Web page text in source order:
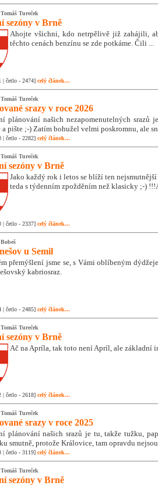
Tomáš Tureček
sezóny v Brně
Ahojte všichni, kdo netrpělivě již zahájili,
těchto cenách benzínu se zde potkáme. Čili ...
| četlo - 2474] celý článek...
Tomáš Tureček
srazy v roce 2026
plánování našich nezapomenutelných
a pište ;-) Zatím bohužel velmi poskromnu, ale
| četlo - 2282] celý článek...
Tomáš Tureček
sezóny v Brně
Jako každý rok i letos se blíží ten
teda s týdenním zpožděním než klasicky ;-)
| četlo - 2337] celý článek...
Bobeš
u Semil
přemýšlení jsme se, s Vámi oblíbeným
kabriosraz.
| četlo - 2485] celý článek...
Tomáš Tureček
sezóny v Brně
Ač na Apríla, tak toto není Apríl, ale základní
| četlo - 2618] celý článek...
Tomáš Tureček
srazy v roce 2025
plánování našich srazů je tu, takže tužku,
smutně, protože Královice, tam opravdu
| četlo - 3119] celý článek...
Tomáš Tureček
sezóny v Brně